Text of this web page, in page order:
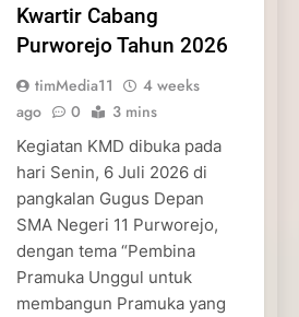
Kwartir Cabang
Purworejo Tahun 2026
timMedia11
4 weeks
ago
0 3 mins
Kegiatan KMD dibuka pada
hari Senin, 6 Juli 2026 di
pangkalan Gugus Depan
SMA Negeri 11 Purworejo,
dengan tema “Pembina
Pramuka Unggul untuk
membangun Pramuka yang